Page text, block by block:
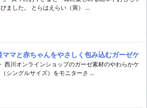
ました。 とらはえらい（寅） ...
ママと赤ちゃんをやさしく包み込むガーゼケ
西川オンラインショップのガーゼ素材のやわらかケ
シングルサイズ）をモニターさ ...